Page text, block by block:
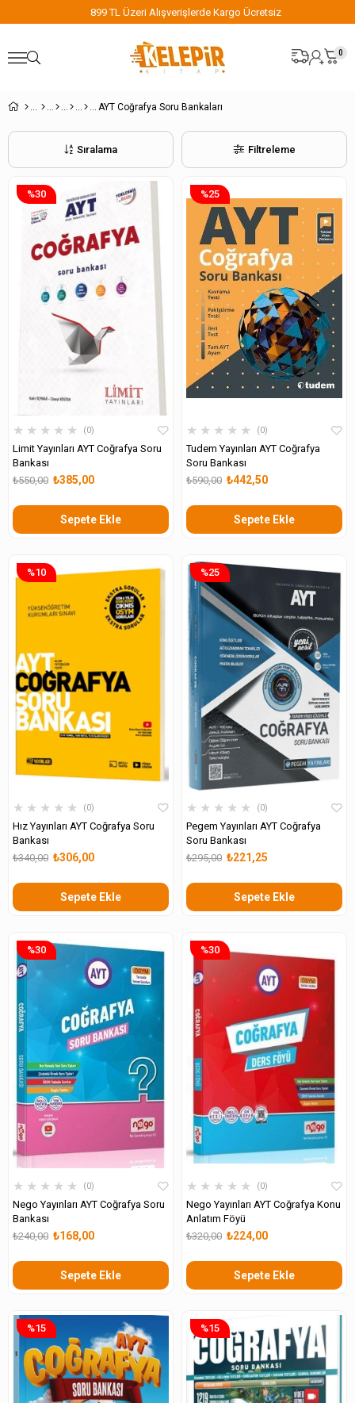
899 TL Üzeri Alışverişlerde Kargo Ücretsiz
0
AYT Coğrafya Soru Bankaları
Filtreleme
Sıralama
★ ★ ★ ★ ★ 0
Limit Yayınları AYT Coğrafya Soru
Bankası
₺385,00
₺550,00
Sepete Ekle
%30
★ ★ ★ ★ ★ 0
Tudem Yayınları AYT Coğrafya
Soru Bankası
₺442,50
₺590,00
Sepete Ekle
%25
★ ★ ★ ★ ★ 0
Hız Yayınları AYT Coğrafya Soru
Bankası
₺306,00
₺340,00
Sepete Ekle
%10
★ ★ ★ ★ ★ 0
Pegem Yayınları AYT Coğrafya
Soru Bankası
₺221,25
₺295,00
Sepete Ekle
%25
★ ★ ★ ★ ★ 0
Nego Yayınları AYT Coğrafya Soru
Bankası
₺168,00
₺240,00
Sepete Ekle
%30
★ ★ ★ ★ ★ 0
Nego Yayınları AYT Coğrafya Konu
Anlatım Föyü
₺224,00
₺320,00
Sepete Ekle
%30
%15 %15